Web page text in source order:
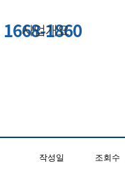
1668-1860
사업개요
작성일 조회수